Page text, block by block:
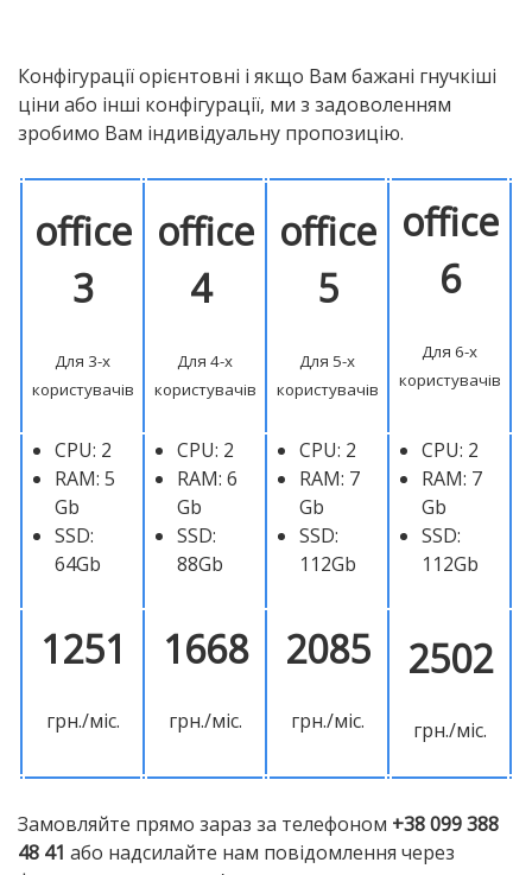
Конфігурації орієнтовні і якщо Вам бажані гнучкіші
ціни або інші конфігурації, ми з задоволенням
зробимо Вам індивідуальну пропозицію.
office
3
Для 3-х
користувачів
office
4
Для 4-х
користувачів
office
5
Для 5-х
користувачів
office
6
Для 6-х
користувачів
CPU: 2
RAM: 5
Gb
SSD:
64Gb
CPU: 2
RAM: 6
Gb
SSD:
88Gb
CPU: 2
RAM: 7
Gb
SSD:
112Gb
CPU: 2
RAM: 7
Gb
SSD:
112Gb
1251
грн./міс.
1668
грн./міс.
2085
грн./міс.
2502
грн./міс.
Замовляйте прямо зараз за телефоном +38 099 388
48 41 або надсилайте нам повідомлення через